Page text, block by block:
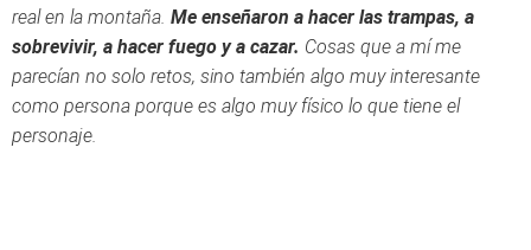
real en la montaña. Me enseñaron a hacer las trampas, a
sobrevivir, a hacer fuego y a cazar. Cosas que a mí me
parecían no solo retos, sino también algo muy interesante
como persona porque es algo muy físico lo que tiene el
personaje.